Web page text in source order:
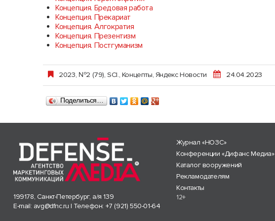
Концепция. Бредовая работа
Концепция. Прекариат
Концепция. Алгократия
Концепция. Презентизм
Концепция. Постгуманизм
2023, №2 (79),SCI., Концепты, Яндекс Новости 24.04.2023
Поделиться…
199178, Санкт-Петербург, а/я 139
E-mail: avg@dfnc.ru | Телефон: +7 (921) 550-01-64
Журнал «НОЗС»
Конференции «Дифанс Медиа»
Каталог вооружений
Рекламодателям
Контакты
12+